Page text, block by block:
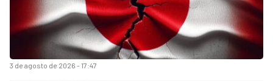
3 de agosto de 2026 - 17:47